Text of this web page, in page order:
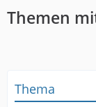
Themen
Thema